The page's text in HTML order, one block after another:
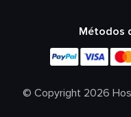
Métodos
© Copyright 2026